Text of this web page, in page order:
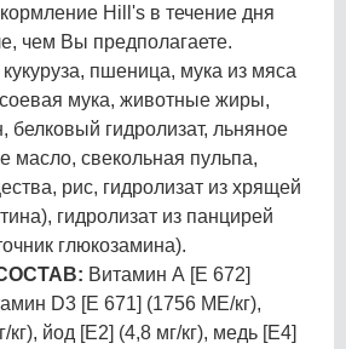
Hill's в течение дня
чем Вы предполагаете.
кукуруза, пшеница, мука из мяса
мука, животные жиры,
белковый гидролизат, льняное
масло, свекольная пульпа,
рис, гидролизат из хрящей
гидролизат из панцирей
глюкозамина).
Витамин А [E 672]
D3 [E 671] (1756 МЕ/кг),
йод [E2] (4,8 мг/кг), медь [E4]